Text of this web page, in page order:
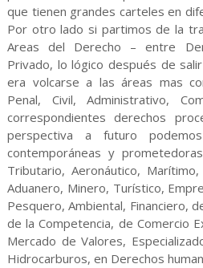
que tienen grandes carteles en
Por otro lado si partimos de la
Areas del Derecho – entre
Privado, lo lógico después de
era volcarse a las áreas mas
Penal, Civil, Administrativo,
correspondientes derechos
perspectiva a futuro
contemporáneas y
Tributario, Aeronáutico,
Aduanero, Minero, Turístico,
Pesquero, Ambiental, Financiero,
de la Competencia, de Comercio
Mercado de Valores,
Hidrocarburos, en Derechos